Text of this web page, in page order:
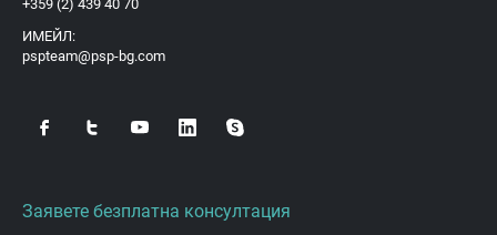
+359 (2) 439 40 70
ИМЕЙЛ:
pspteam@psp-bg.com
Заявете безплатна консултация